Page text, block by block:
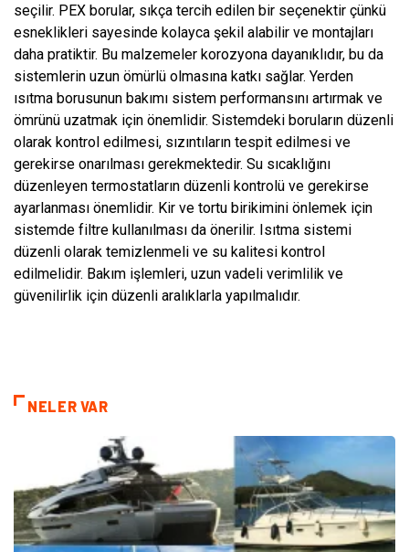
seçilir. PEX borular, sıkça tercih edilen bir seçenektir çünkü
esneklikleri sayesinde kolayca şekil alabilir ve montajları
daha pratiktir. Bu malzemeler korozyona dayanıklıdır, bu da
sistemlerin uzun ömürlü olmasına katkı sağlar. Yerden
ısıtma borusunun bakımı sistem performansını artırmak ve
ömrünü uzatmak için önemlidir. Sistemdeki boruların düzenli
olarak kontrol edilmesi, sızıntıların tespit edilmesi ve
gerekirse onarılması gerekmektedir. Su sıcaklığını
düzenleyen termostatların düzenli kontrolü ve gerekirse
ayarlanması önemlidir. Kir ve tortu birikimini önlemek için
sistemde filtre kullanılması da önerilir. Isıtma sistemi
düzenli olarak temizlenmeli ve su kalitesi kontrol
edilmelidir. Bakım işlemleri, uzun vadeli verimlilik ve
güvenilirlik için düzenli aralıklarla yapılmalıdır.
NELER VAR